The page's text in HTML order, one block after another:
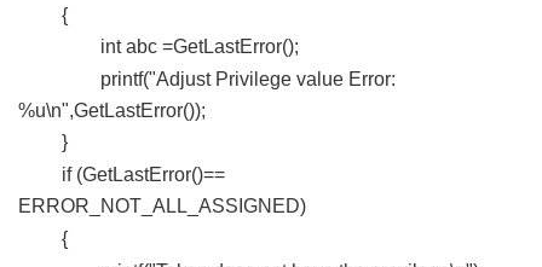
{
int abc =GetLastError();
printf("Adjust Privilege value Error:
%u\n",GetLastError());
}
if (GetLastError()==
ERROR_NOT_ALL_ASSIGNED)
{